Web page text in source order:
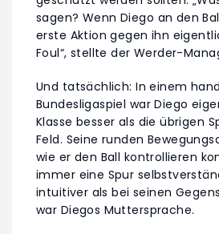
sagen? Wenn Diego an den
erste Aktion gegen ihn
Foul“, stellte der Werder-
Und tatsächlich: In einem
Bundesligaspiel war Diego
Klasse besser als die übrigen
Feld. Seine runden
wie er den Ball kontrollieren
immer eine Spur
intuitiver als bei seinen
war Diegos Muttersprache.